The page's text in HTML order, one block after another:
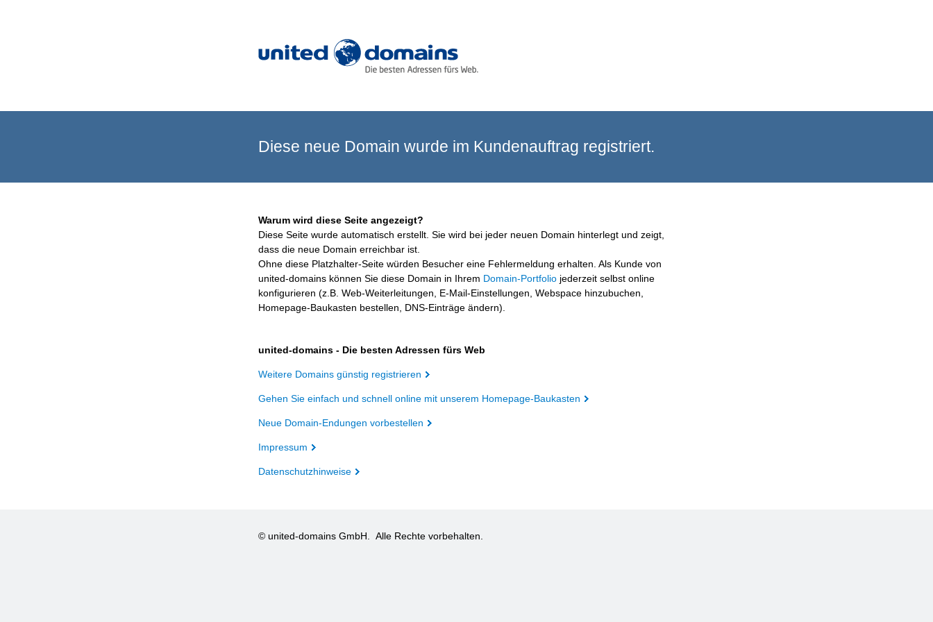
Diese neue Domain wurde im Kundenauftrag registriert.
Warum wird diese Seite angezeigt?
Diese Seite wurde automatisch erstellt. Sie wird bei jeder neuen Domain hinterlegt und zeigt,
dass die neue Domain erreichbar ist.
Ohne diese Platzhalter-Seite würden Besucher eine Fehlermeldung erhalten. Als Kunde von
united-domains können Sie diese Domain in Ihrem Domain-Portfolio jederzeit selbst online
konfigurieren (z.B. Web-Weiterleitungen, E-Mail-Einstellungen, Webspace hinzubuchen,
Homepage-Baukasten bestellen, DNS-Einträge ändern).
united-domains - Die besten Adressen fürs Web
Weitere Domains günstig registrieren
Gehen Sie einfach und schnell online mit unserem Homepage-Baukasten
Neue Domain-Endungen vorbestellen
Impressum
Datenschutzhinweise
© united-domains GmbH. Alle Rechte vorbehalten.